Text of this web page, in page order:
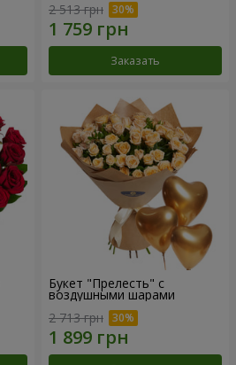
2 513 грн
Заказать
Букет "Прелесть" с
воздушными шарами
2 713 грн